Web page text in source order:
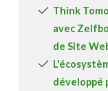
Think
avec
de Site
développé